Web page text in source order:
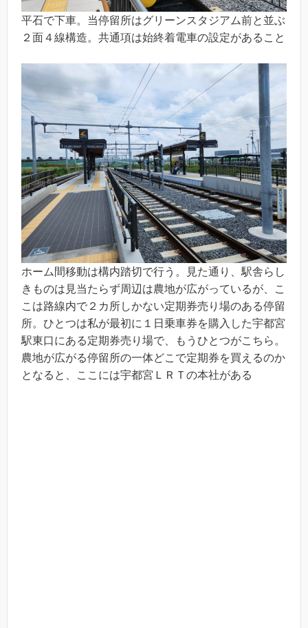
平石で下車。当停留所はグリーンスタジアム前と並ぶ
２面４線構造。共通項は始終着電車の設定があること
ホーム間移動は構内踏切で行う。見た通り、駅舎らし
きものは見当たらず周辺は農地が広がっているが、こ
こは路線内で２カ所しかない定期券売り場のある停留
所。ひとつは私が最初に１日乗車券を購入した宇都宮
駅東口にある定期券売り場で、もうひとつがこちら。
農地が広がる停留所の一体どこで定期券を買えるのか
となると、ここには宇都宮ＬＲＴの本社がある